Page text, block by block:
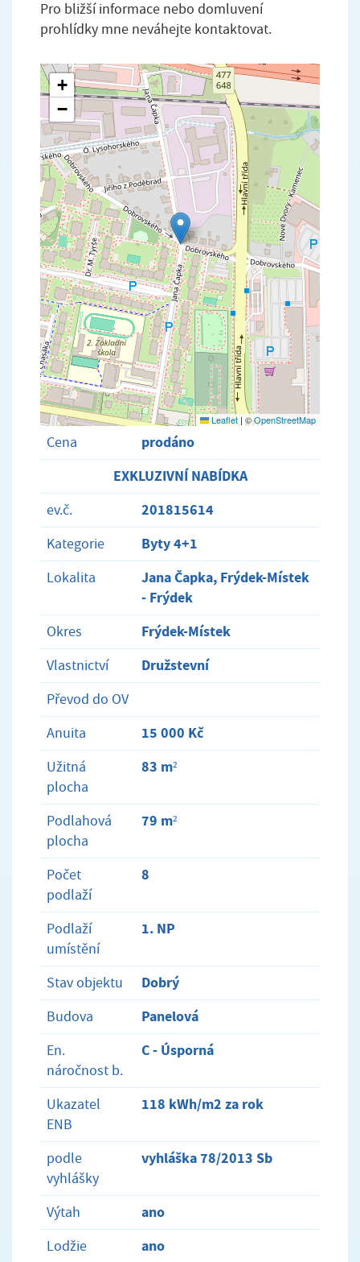
Pro bližší informace nebo domluvení
prohlídky mne neváhejte kontaktovat.
+
−
Leaflet | ©OpenStreetMap
Cena
prodáno
EXKLUZIVNÍ NABÍDKA
ev.č. 201815614
Kategorie Byty 4+1
Lokalita
Jana Čapka, Frýdek-Místek
- Frýdek
Okres Frýdek-Místek
Vlastnictví Družstevní
Převod do OV
Anuita
15 000 Kč
Užitná
plocha
83 m²
Podlahová
plocha
79 m²
Počet
podlaží
8
Podlaží
umístění
1. NP
Stav objektu Dobrý
Budova Panelová
En.
náročnost b.
C - Úsporná
Ukazatel
ENB
118 kWh/m2 za rok
podle
vyhlášky
vyhláška 78/2013 Sb
Výtah ano
Lodžie ano